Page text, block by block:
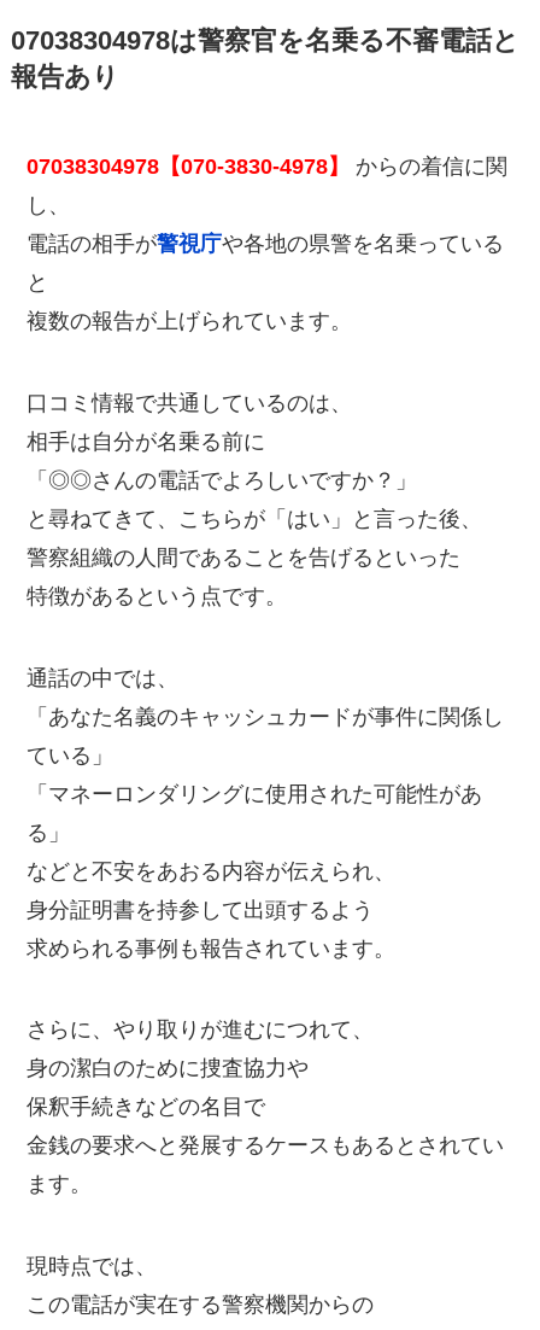
07038304978は警察官を名乗る不審電話と
報告あり
07038304978【070-3830-4978】
からの着信に関
し、
電話の相手が警視庁や各地の県警を名乗っている
と
複数の報告が上げられています。
口コミ情報で共通しているのは、
相手は自分が名乗る前に
「◎◎さんの電話でよろしいですか？」
と尋ねてきて、こちらが「はい」と言った後、
警察組織の人間であることを告げるといった
特徴があるという点です。
通話の中では、
「あなた名義のキャッシュカードが事件に関係し
ている」
「マネーロンダリングに使用された可能性があ
る」
などと不安をあおる内容が伝えられ、
身分証明書を持参して出頭するよう
求められる事例も報告されています。
さらに、やり取りが進むにつれて、
身の潔白のために捜査協力や
保釈手続きなどの名目で
金銭の要求へと発展するケースもあるとされてい
ます。
現時点では、
この電話が実在する警察機関からの